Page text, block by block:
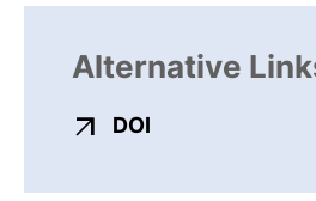
Alternative
DOI